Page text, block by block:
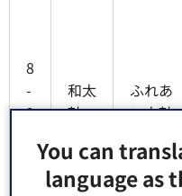
You can
language as
8
-
2
和太
鼓
ふれあ
い太鼓